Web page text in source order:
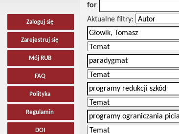
Zaloguj się
Zarejestruj się
Mój RUB
FAQ
Polityka
Regulamin
DOI
for
Aktualne filtry: